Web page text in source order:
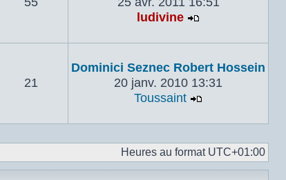
ludivine
21
Dominici Seznec Robert Hossein
20 janv. 2010 13:31
Toussaint
Heures au format UTC+01:00